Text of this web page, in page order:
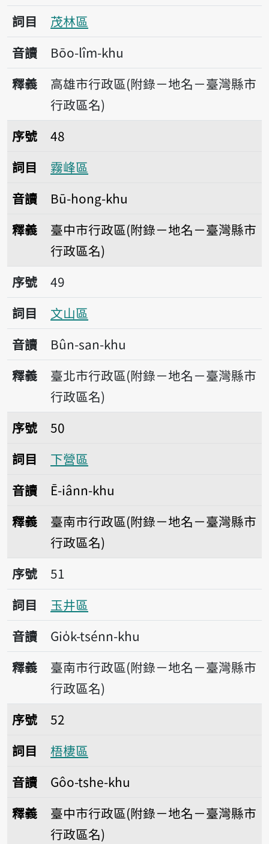
詞目
茂林區
音讀
Bōo-lîm-khu
釋義
高雄市行政區(附錄－地名－臺灣縣市
行政區名)
序號48霧峰區
序號
48
詞目
霧峰區
音讀
Bū-hong-khu
釋義
臺中市行政區(附錄－地名－臺灣縣市
行政區名)
序號49文山區
序號
49
詞目
文山區
音讀
Bûn-san-khu
釋義
臺北市行政區(附錄－地名－臺灣縣市
行政區名)
序號50下營區
序號
50
詞目
下營區
音讀
Ē-iânn-khu
釋義
臺南市行政區(附錄－地名－臺灣縣市
行政區名)
序號51玉井區
序號
51
詞目
玉井區
音讀
Gio̍k-tsénn-khu
釋義
臺南市行政區(附錄－地名－臺灣縣市
行政區名)
序號52梧棲區
序號
52
詞目
梧棲區
音讀
Gôo-tshe-khu
釋義
臺中市行政區(附錄－地名－臺灣縣市
行政區名)